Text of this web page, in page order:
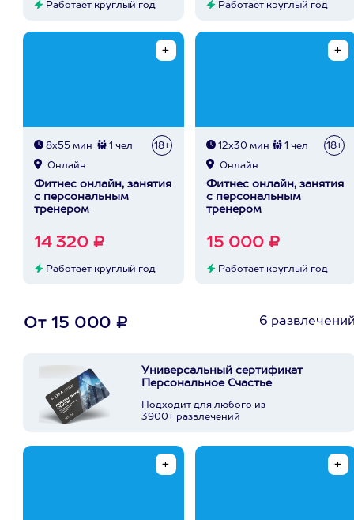
Работает круглый год Работает круглый год
8х55 мин 1 чел 18+
Онлайн
Фитнес онлайн, занятия
с персональным
тренером
14 320 ₽
Работает круглый год
12х30 мин 1 чел 18+
Онлайн
Фитнес онлайн, занятия
с персональным
тренером
15 000 ₽
Работает круглый год
От 15 000 ₽ 6
Универсальный сертификат
Персональное Счастье
Подходит для любого из
3900+ развлечений